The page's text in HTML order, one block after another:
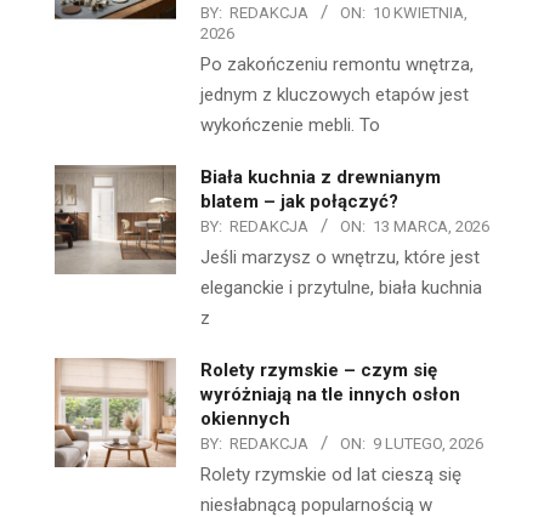
BY: REDAKCJA ON: 10 KWIETNIA,
2026
Po zakończeniu remontu wnętrza,
jednym z kluczowych etapów jest
wykończenie mebli. To
Biała kuchnia z drewnianym
blatem – jak połączyć?
BY: REDAKCJA ON: 13 MARCA, 2026
Jeśli marzysz o wnętrzu, które jest
eleganckie i przytulne, biała kuchnia
z
Rolety rzymskie – czym się
wyróżniają na tle innych osłon
okiennych
BY: REDAKCJA ON: 9 LUTEGO, 2026
Rolety rzymskie od lat cieszą się
niesłabnącą popularnością w